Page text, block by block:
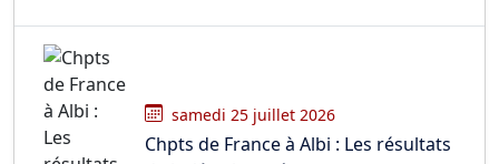
samedi 25 juillet 2026
Chpts de France à Albi : Les résultats